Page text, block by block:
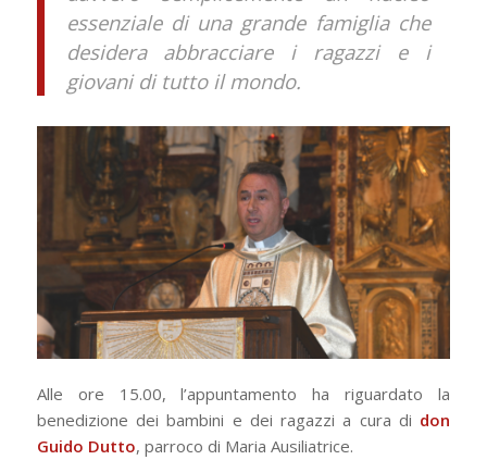
essenziale di una grande famiglia che
desidera abbracciare i ragazzi e i
giovani di tutto il mondo.
Alle ore 15.00, l’appuntamento ha riguardato la
benedizione dei bambini e dei ragazzi a cura di don
Guido Dutto, parroco di Maria Ausiliatrice.